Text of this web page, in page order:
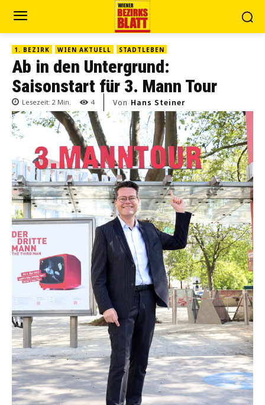
1. BEZIRK WIEN AKTUELL STADTLEBEN
Ab in den Untergrund:
Saisonstart für 3. Mann Tour
Lesezeit: 2 Min. 4 Von Hans Steiner